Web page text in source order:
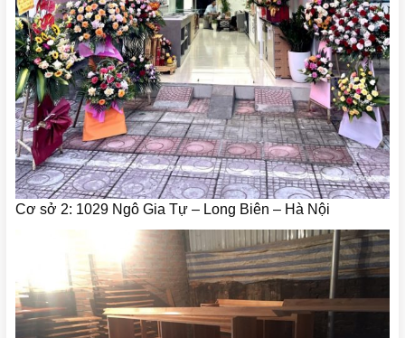
Cơ sở 2: 1029 Ngô Gia Tự – Long Biên – Hà Nội